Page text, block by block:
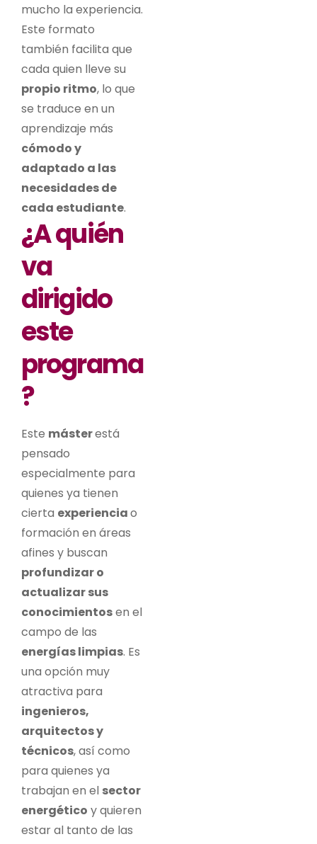
mucho la experiencia.
Este formato
también facilita que
cada quien lleve su
propio ritmo, lo que
se traduce en un
aprendizaje más
cómodo y
adaptado a las
necesidades de
cada estudiante.
¿A quién
va
dirigido
este
programa
?
Este másterestá
pensado
especialmente para
quienes ya tienen
cierta experienciao
formación en áreas
afines y buscan
profundizar o
actualizar sus
conocimientosen el
campo de las
energías limpias. Es
una opción muy
atractiva para
ingenieros,
arquitectos y
técnicos, así como
para quienes ya
trabajan en el sector
energético y quieren
estar al tanto de las